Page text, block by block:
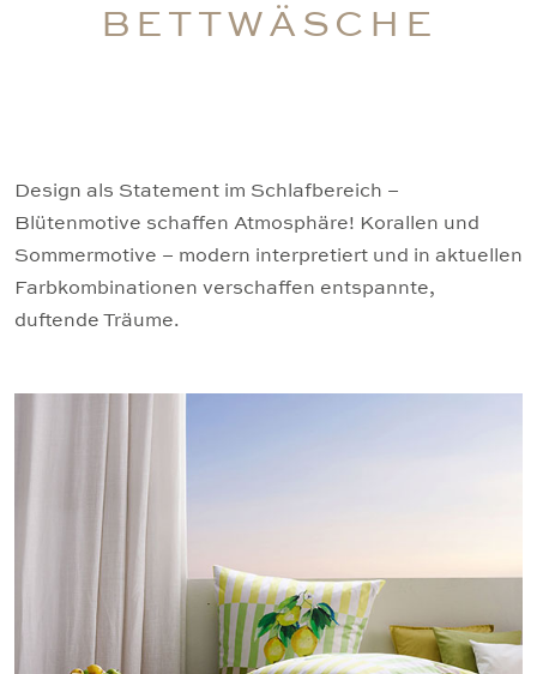
BETTWÄSCHE
Design als Statement im Schlafbereich –
Blütenmotive schaffen Atmosphäre! Korallen und
Sommermotive – modern interpretiert und in aktuellen
Farbkombinationen verschaffen entspannte,
duftende Träume.